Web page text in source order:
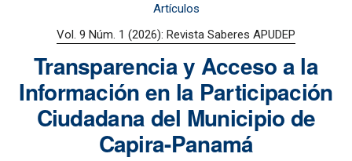
Artículos
Vol. 9 Núm. 1 (2026): Revista Saberes APUDEP
Transparencia y Acceso a la
Información en la Participación
Ciudadana del Municipio de
Capira-Panamá